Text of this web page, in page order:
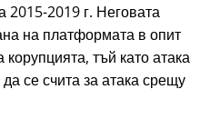
2015-2019 г. Неговата
на платформата в опит
тъй като атака
се счита за атака срещу